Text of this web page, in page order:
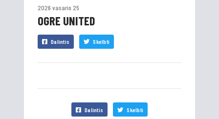
2026 vasario 25
OGRE UNITED
Dalintis Skelbti
Dalintis Skelbti